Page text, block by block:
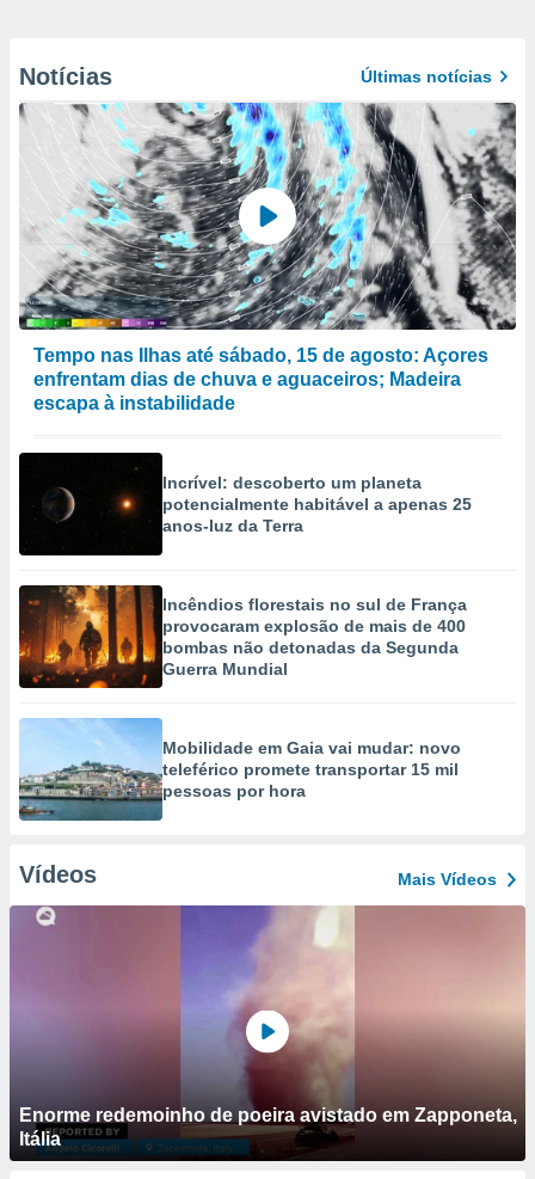
Notícias Últimas notícias
Tempo nas Ilhas até sábado, 15 de agosto: Açores
enfrentam dias de chuva e aguaceiros; Madeira
escapa à instabilidade
Incrível: descoberto um planeta
potencialmente habitável a apenas 25
anos-luz da Terra
Incêndios florestais no sul de França
provocaram explosão de mais de 400
bombas não detonadas da Segunda
Guerra Mundial
Mobilidade em Gaia vai mudar: novo
teleférico promete transportar 15 mil
pessoas por hora
Vídeos Mais Vídeos
Enorme redemoinho de poeira avistado em Zapponeta,
Itália